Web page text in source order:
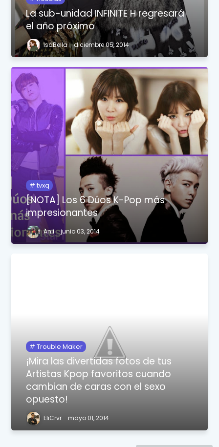
La sub-unidad INFINITE H regresará
el año próximo
IsaBella diciembre 05, 2014
tvxq
[NOTA] Los 6 Dúos K-Pop más
impresionantes
Anii junio 03, 2014
Trouble Maker
¡Mira las divertidas fotos de tus
Artistas Kpop favoritos cuando
cambian de caras con el sexo
opuesto!
EliCrvr mayo 01, 2014